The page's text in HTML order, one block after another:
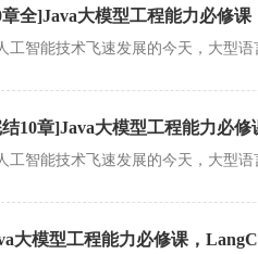
章全]Java大模型工程能力必修
工智能技术飞速发展的今天，大型
10章]Java大模型工程能力必
工智能技术飞速发展的今天，大型
大模型工程能力必修课，